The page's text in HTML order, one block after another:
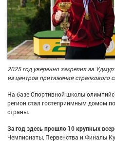
2025 год уверенно закрепил за
из центров притяжения стрелкового
На базе Спортивной школы
регион стал гостеприимным домом
страны.
За год здесь прошло 10 крупных
Чемпионаты, Первенства и Финалы